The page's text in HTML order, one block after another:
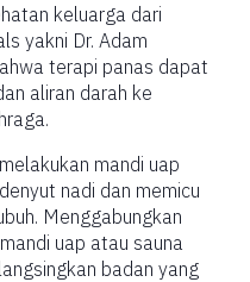
keluarga dari
yakni Dr. Adam
terapi panas dapat
aliran darah ke
mandi uap
nadi dan memicu
Menggabungkan
uap atau sauna
badan yang